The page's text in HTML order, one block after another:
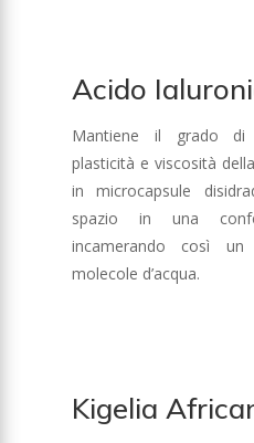
Acido
Mantiene il grado di
plasticità e viscosità
in microcapsule
spazio in una
incamerando così
molecole d’acqua.
Kigelia